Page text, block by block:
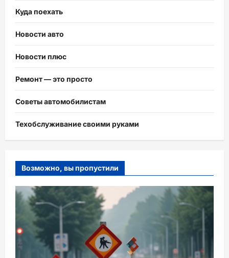
Куда поехать
Новости авто
Новости плюс
Ремонт — это просто
Советы автомобилистам
Техобслуживание своими руками
Возможно, вы пропустили